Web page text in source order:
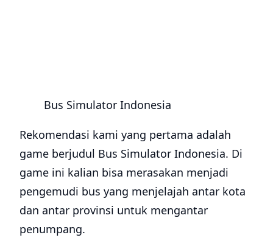
Bus Simulator Indonesia
Rekomendasi kami yang pertama adalah
game berjudul Bus Simulator Indonesia. Di
game ini kalian bisa merasakan menjadi
pengemudi bus yang menjelajah antar kota
dan antar provinsi untuk mengantar
penumpang.